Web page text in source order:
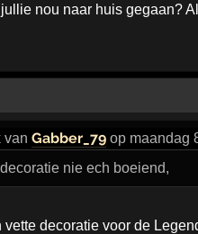
nou naar huis gegaan?
van Gabber_79op maandag
nie ech boeiend,
vette decoratie voor de